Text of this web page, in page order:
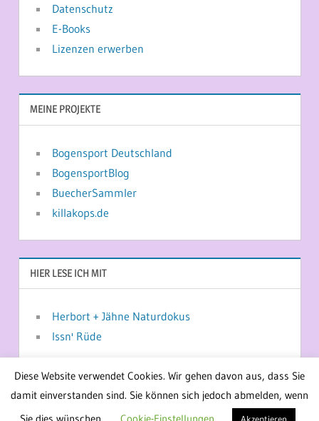
Datenschutz
E-Books
Lizenzen erwerben
MEINE PROJEKTE
Bogensport Deutschland
BogensportBlog
BuecherSammler
killakops.de
HIER LESE ICH MIT
Herbort + Jähne Naturdokus
Issn' Rüde
WordPress-Theme: Treville von ThemeZee.
Diese Website verwendet Cookies. Wir gehen davon aus, dass Sie
damit einverstanden sind. Sie können sich jedoch abmelden, wenn